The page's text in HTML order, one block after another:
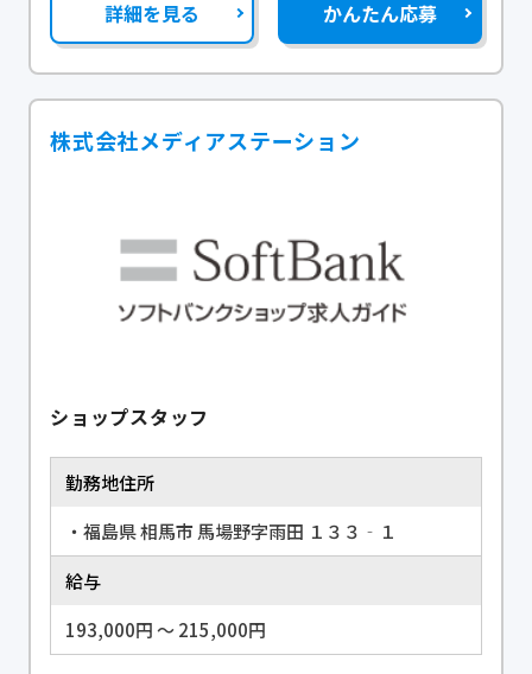
詳細を見る かんたん応募
株式会社メディアステーション
ショップスタッフ
勤務地住所
・福島県 相馬市 馬場野字雨田 １３３‐１
給与
193,000円 〜 215,000円